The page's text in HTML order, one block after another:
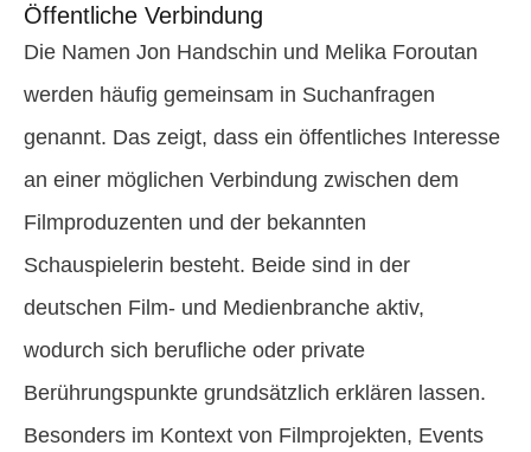
Öffentliche Verbindung
Die Namen Jon Handschin und Melika Foroutan
werden häufig gemeinsam in Suchanfragen
genannt. Das zeigt, dass ein öffentliches Interesse
an einer möglichen Verbindung zwischen dem
Filmproduzenten und der bekannten
Schauspielerin besteht. Beide sind in der
deutschen Film- und Medienbranche aktiv,
wodurch sich berufliche oder private
Berührungspunkte grundsätzlich erklären lassen.
Besonders im Kontext von Filmprojekten, Events